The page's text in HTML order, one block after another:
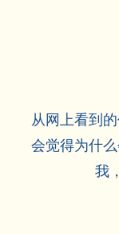
从网上看到
会觉得为什
我